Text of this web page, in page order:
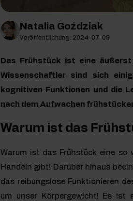
Natalia Goździak
Veröffentlichung: 2024-07-09
Das Frühstück ist eine
Wissenschaftler sind sich
kognitiven Funktionen und die
nach dem Aufwachen
Warum ist das
Warum ist das Frühstück eine so
Handeln gibt! Darüber hinaus
das reibungslose Funktionieren
um unser Körpergewicht! Es ist